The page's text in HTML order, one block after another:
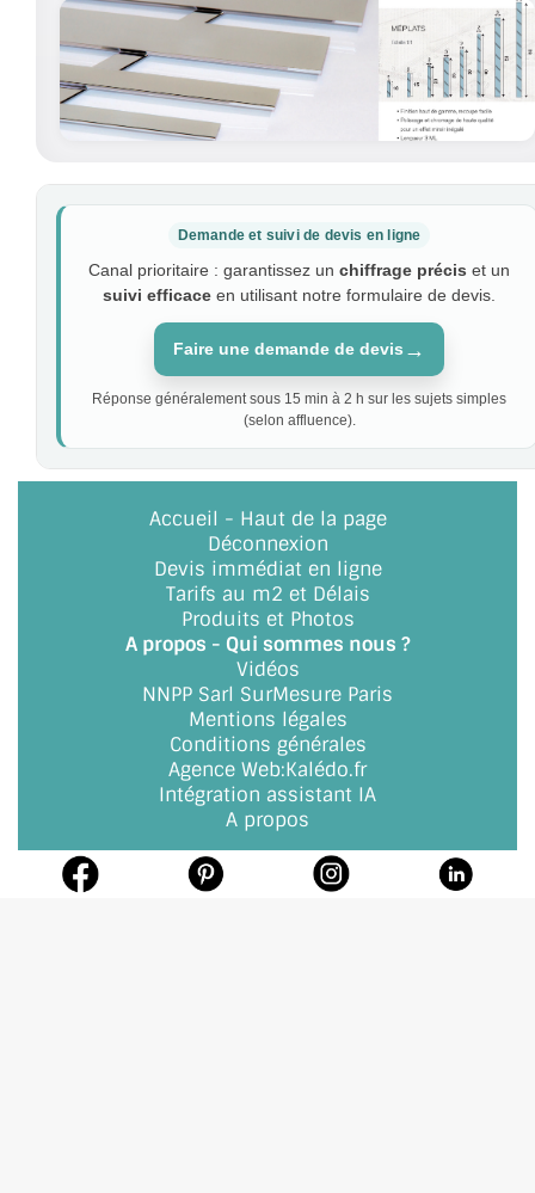
Demande et suivi de devis en ligne
Canal prioritaire : garantissez un chiffrage précis et un
suivi efficace en utilisant notre formulaire de devis.
Faire une demande de devis →
Réponse généralement sous 15 min à 2 h sur les sujets simples
(selon affluence).
Accueil - Haut de la page
Déconnexion
Devis immédiat en ligne
Tarifs au m2 et Délais
Produits et Photos
A propos - Qui sommes nous ?
Vidéos
NNPP Sarl SurMesure Paris
Mentions légales
Conditions générales
Agence Web:Kalédo.fr
Intégration assistant IA
A propos